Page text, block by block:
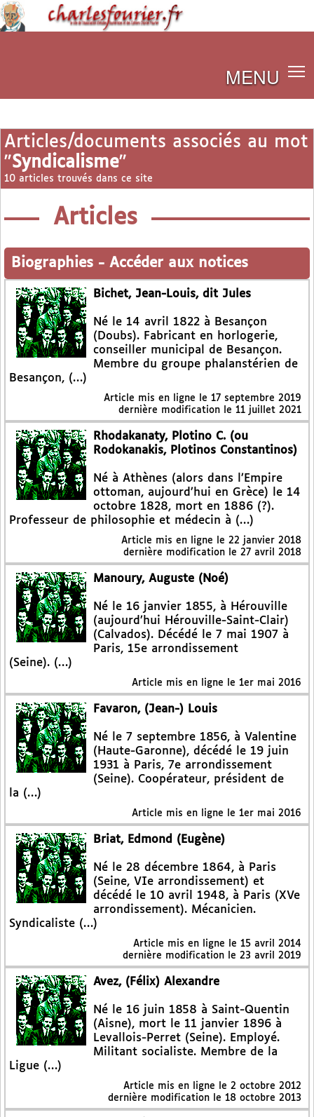
MENU
Articles/documents associés au mot
"Syndicalisme"
10 articles trouvés dans ce site
Articles
Biographies - Accéder aux notices
Bichet, Jean-Louis, dit Jules
Né le 14 avril 1822 à Besançon
(Doubs). Fabricant en horlogerie,
conseiller municipal de Besançon.
Membre du groupe phalanstérien de
Besançon, (…)
Article mis en ligne le 17 septembre 2019
dernière modification le 11 juillet 2021
Rhodakanaty, Plotino C. (ou
Rodokanakis, Plotinos Constantinos)
Né à Athènes (alors dans l’Empire
ottoman, aujourd’hui en Grèce) le 14
octobre 1828, mort en 1886 (?).
Professeur de philosophie et médecin à (…)
Article mis en ligne le 22 janvier 2018
dernière modification le 27 avril 2018
Manoury, Auguste (Noé)
Né le 16 janvier 1855, à Hérouville
(aujourd’hui Hérouville-Saint-Clair)
(Calvados). Décédé le 7 mai 1907 à
Paris, 15e arrondissement
(Seine). (…)
Article mis en ligne le 1er mai 2016
Favaron, (Jean-) Louis
Né le 7 septembre 1856, à Valentine
(Haute-Garonne), décédé le 19 juin
1931 à Paris, 7e arrondissement
(Seine). Coopérateur, président de
la (…)
Article mis en ligne le 1er mai 2016
Briat, Edmond (Eugène)
Né le 28 décembre 1864, à Paris
(Seine, VIe arrondissement) et
décédé le 10 avril 1948, à Paris (XVe
arrondissement). Mécanicien.
Syndicaliste (…)
Article mis en ligne le 15 avril 2014
dernière modification le 23 avril 2019
Avez, (Félix) Alexandre
Né le 16 juin 1858 à Saint-Quentin
(Aisne), mort le 11 janvier 1896 à
Levallois-Perret (Seine). Employé.
Militant socialiste. Membre de la
Ligue (…)
Article mis en ligne le 2 octobre 2012
dernière modification le 18 octobre 2013